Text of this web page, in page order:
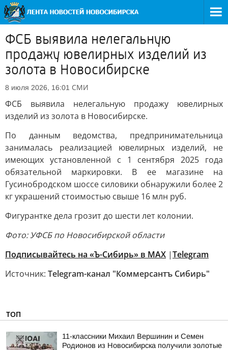
ФСБ выявила нелегальную
продажу ювелирных изделий из
золота в Новосибирске
8 июля 2026, 16:01 СМИ
ФСБ выявила нелегальную продажу ювелирных
изделий из золота в Новосибирске.
По данным ведомства, предпринимательница
занималась реализацией ювелирных изделий, не
имеющих установленной с 1 сентября 2025 года
обязательной маркировки. В ее магазине на
Гусинобродском шоссе силовики обнаружили более 2
кг украшений стоимостью свыше 16 млн руб.
Фигурантке дела грозит до шести лет колонии.
Фото: УФСБ по Новосибирской области
Подписывайтесь на «Ъ-Сибирь» в MAX |Telegram
Источник: Telegram-канал "Коммерсантъ Сибирь"
ТОП
11-классники Михаил Вершинин и Семен
Родионов из Новосибирска получили золотые